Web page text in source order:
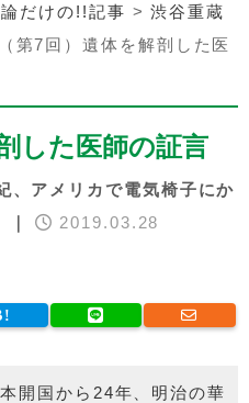
だけの!!記事 >渋谷重蔵
（第7回）遺体を解剖した医
した医師の証言
アメリカで電気椅子にか
｜
2019.03.28
開国から24年、明治の華